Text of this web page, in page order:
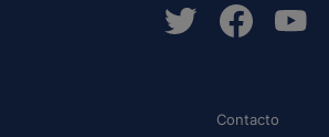
Contacto